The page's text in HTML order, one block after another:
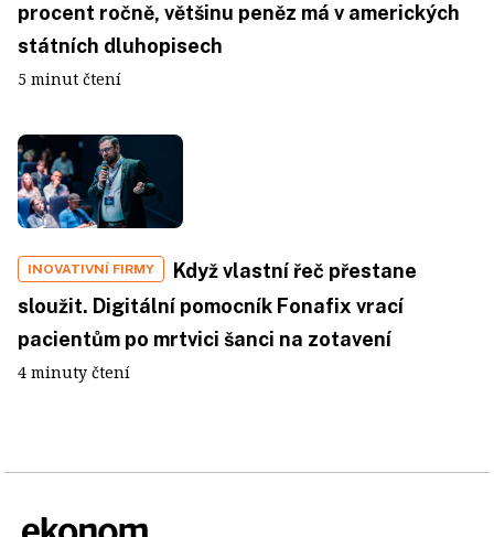
procent ročně, většinu peněz má v amerických
státních dluhopisech
5 minut čtení
INOVATIVNÍ FIRMY
Když vlastní řeč přestane
sloužit. Digitální pomocník Fonafix vrací
pacientům po mrtvici šanci na zotavení
4 minuty čtení